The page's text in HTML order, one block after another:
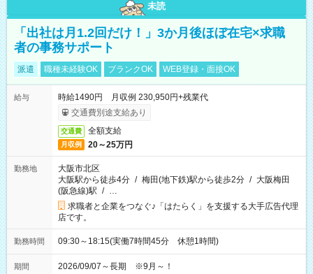
未読
「出社は月1.2回だけ！」3か月後ほぼ在宅×求職
者の事務サポート
派遣 職種未経験OK ブランクOK WEB登録・面接OK
給与
時給1490円 月収例 230,950円+残業代
交通費別途支給あり
交通費 全額支給
月収例 20～25万円
勤務地
大阪市北区
大阪駅から徒歩4分 / 梅田(地下鉄)駅から徒歩2分 / 大阪梅田
(阪急線)駅 / …
求職者と企業をつなぐ♪「はたらく」を支援する大手広告代理
店です。
勤務時間 09:30～18:15(実働7時間45分 休憩1時間)
期間 2026/09/07～長期 ※9月～！